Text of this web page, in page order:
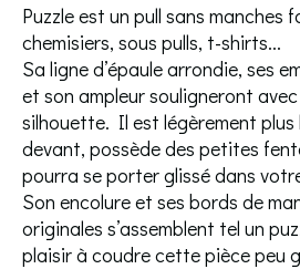
Puzzle est un pull sans manches
chemisiers, sous pulls, t-shirts...
Sa ligne d’épaule arrondie, ses
et son ampleur souligneront
silhouette. Il est légèrement plus
devant, possède des petites
pourra se porter glissé dans
Son encolure et ses bords de
originales s’assemblent tel un
plaisir à coudre cette pièce peu